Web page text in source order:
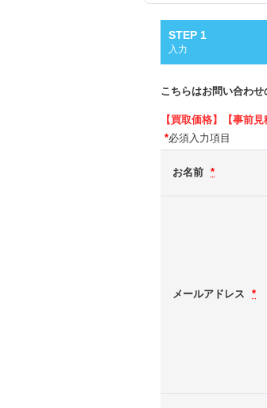
STEP 1
入力
こちらはお問い合わせ
【買取価格】【事前
*必須入力項目
お名前 *
メールアドレス *